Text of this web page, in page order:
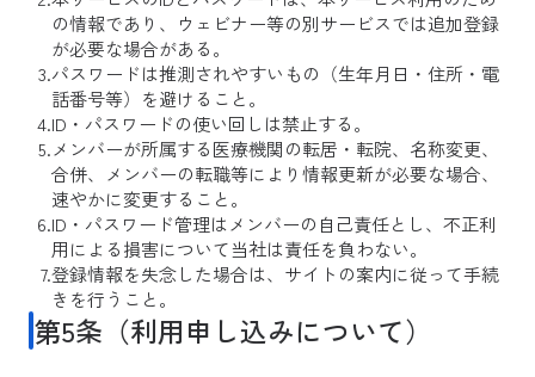
の情報であり、ウェビナー等の別サービスでは追加登録
が必要な場合がある。
パスワードは推測されやすいもの（生年月日・住所・電
話番号等）を避けること。
ID・パスワードの使い回しは禁止する。
メンバーが所属する医療機関の転居・転院、名称変更、
合併、メンバーの転職等により情報更新が必要な場合、
速やかに変更すること。
ID・パスワード管理はメンバーの自己責任とし、不正利
用による損害について当社は責任を負わない。
登録情報を失念した場合は、サイトの案内に従って手続
きを行うこと。
第5条（利用申し込みについて）